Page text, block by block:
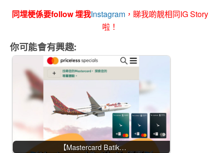
同埋梗係要follow 埋我Instagram ，睇我啲靚相同IG Story
啦！
你可能會有興趣:
【Mastercard Batik…